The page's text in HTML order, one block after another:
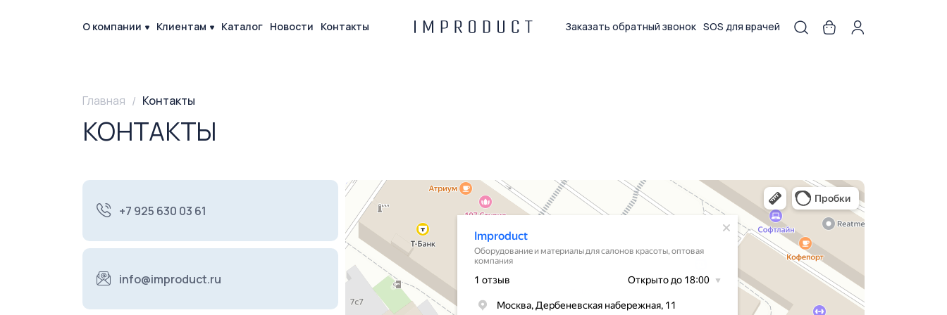
О компании Клиентам Каталог Новости Контакты Заказать обратный звонок SOS для врачей
Главная Контакты
КОНТАКТЫ
+7 925 630 03 61
info@improduct.ru